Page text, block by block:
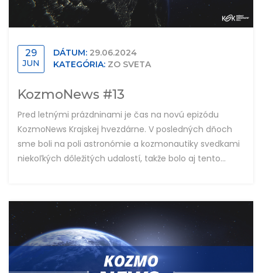
29
JUN
DÁTUM: 29.06.2024
KATEGÓRIA: ZO SVETA
KozmoNews #13
Pred letnými prázdninami je čas na novú epizódu
KozmoNews Krajskej hvezdárne. V posledných dňoch
sme boli na poli astronómie a kozmonautiky svedkami
niekoľkých dôležitých udalostí, takže bolo aj tento...